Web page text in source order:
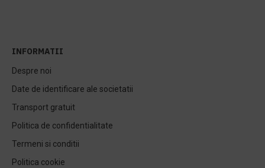
INFORMATII
Despre noi
Date de identificare ale societatii
Transport gratuit
Politica de confidentialitate
Termeni si conditii
Politica cookie